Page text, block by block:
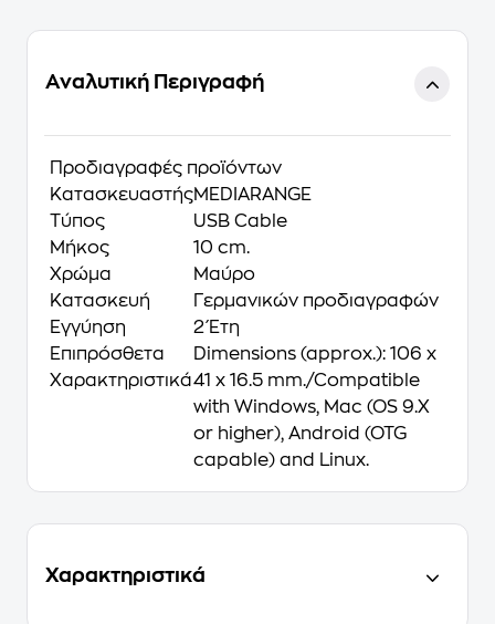
Αναλυτική Περιγραφή
Προδιαγραφές προϊόντων
ΚατασκευαστήςMEDIARANGE
Τύπος
USB Cable
Μήκος
10 cm.
Χρώμα
Μαύρο
Κατασκευή
Γερμανικών προδιαγραφών
Εγγύηση
2 Έτη
Επιπρόσθετα
Χαρακτηριστικά
Dimensions (approx.): 106 x
41 x 16.5 mm./Compatible
with Windows, Mac (OS 9.X
or higher), Android (OTG
capable) and Linux.
Χαρακτηριστικά